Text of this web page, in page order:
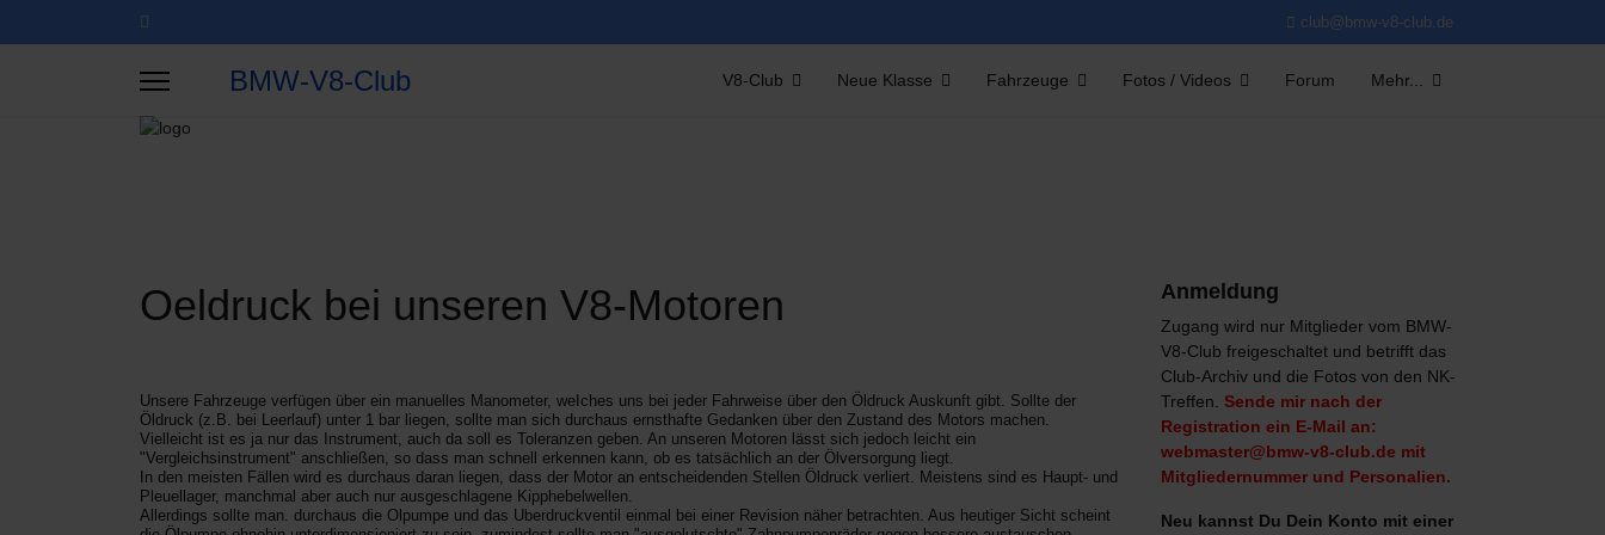
club@bmw-v8-club.de
BMW-V8-Club V8-Club Neue Klasse Fahrzeuge Fotos / Videos Forum Mehr...
Oeldruck bei unseren V8-Motoren
Unsere Fahrzeuge verfügen über ein manuelles Manometer, weIches uns bei jeder Fahrweise über den Öldruck Auskunft gibt. Sollte der
Öldruck (z.B. bei Leerlauf) unter 1 bar liegen, sollte man sich durchaus ernsthafte Gedanken über den Zustand des Motors machen.
Vielleicht ist es ja nur das Instrument, auch da soll es Toleranzen geben. An unseren Motoren lässt sich jedoch leicht ein
"Vergleichsinstrument" anschließen, so dass man schnell erkennen kann, ob es tatsächlich an der Ölversorgung liegt.
In den meisten Fällen wird es durchaus daran liegen, dass der Motor an entscheidenden Stellen Öldruck verliert. Meistens sind es Haupt- und
Pleuellager, manchmal aber auch nur ausgeschlagene Kipphebelwellen.
Allerdings sollte man. durchaus die Olpumpe und das Uberdruckventil einmal bei einer Revision näher betrachten. Aus heutiger Sicht scheint
Anmeldung
Zugang wird nur Mitglieder vom BMW-
V8-Club freigeschaltet und betrifft das
Club-Archiv und die Fotos von den NK-
Treffen. Sende mir nach der
Registration ein E-Mail an:
webmaster@bmw-v8-club.de mit
Mitgliedernummer und Personalien.
Neu kannst Du Dein Konto mit einer